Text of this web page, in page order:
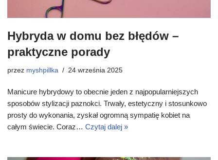
Hybryda w domu bez błędów –
praktyczne porady
przez myshpillka 24 września 2025
Manicure hybrydowy to obecnie jeden z najpopularniejszych
sposobów stylizacji paznokci. Trwały, estetyczny i stosunkowo
prosty do wykonania, zyskał ogromną sympatię kobiet na
całym świecie. Coraz… Czytaj dalej »